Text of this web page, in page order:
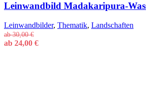
Leinwandbild Madakaripura-
Leinwandbilder, Thematik, Landschaften
ab30,00€
ab 24,00 €